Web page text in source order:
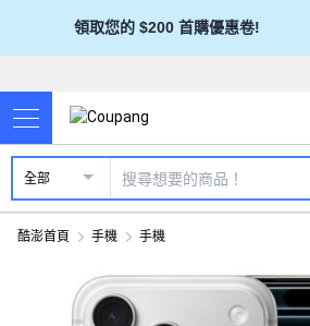
領取您的 $200 首購優惠卷!
全部
酷澎首頁 手機 手機